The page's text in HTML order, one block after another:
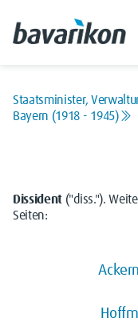
Staatsminister,
Bayern (1918 - 1945)
Dissident ("diss.").
Seiten: